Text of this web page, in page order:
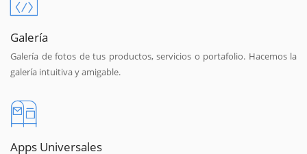
Galería
Galería de fotos de tus productos, servicios o portafolio. Hacemos la
galería intuitiva y amigable.
Apps Universales